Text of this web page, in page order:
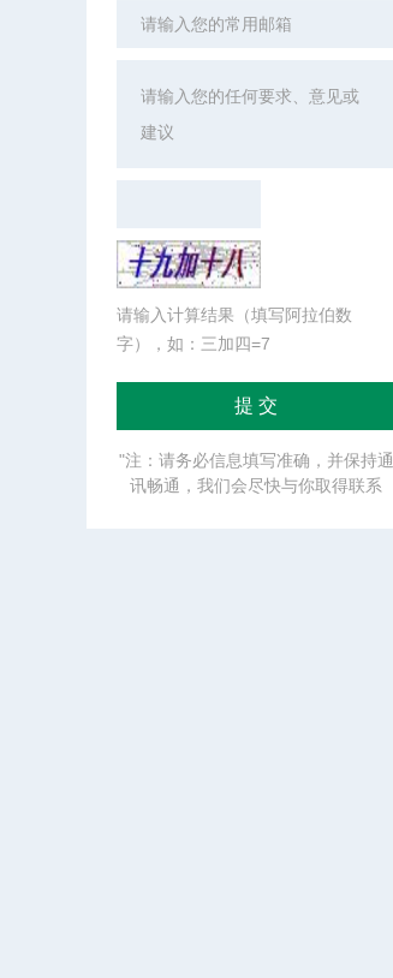
请输入计算结果（填写阿拉伯数
字），如：三加四=7
"注：请务必信息填写准确，并保持通
讯畅通，我们会尽快与你取得联系